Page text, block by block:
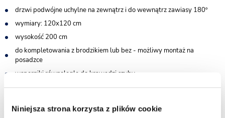
Niniejsza strona korzysta z plików cookie
drzwi podwójne uchylne na zewnątrz i do wewnątrz zawiasy 180º
wymiary: 120x120 cm
wysokość 200 cm
do kompletowania z brodzikiem lub bez - możliwy montaż na
posadzce
wsporniki równoległe do krawędzi szyby
bezpieczne szkło hartowane przezroczyste o grubości 8 mm
praktyczny uchwyt drzwi